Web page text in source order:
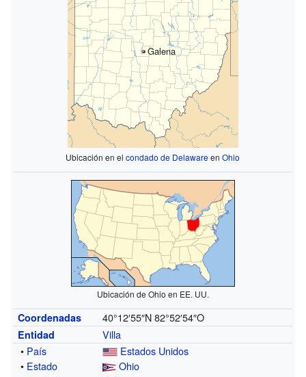
Galena
Ubicación en elcondado de DelawareenOhio
Ubicación de Ohio en EE. UU.
Coordenadas 40°12′55″N 82°52′54″O
Entidad
Villa
• País
Estados Unidos
• Estado
Ohio